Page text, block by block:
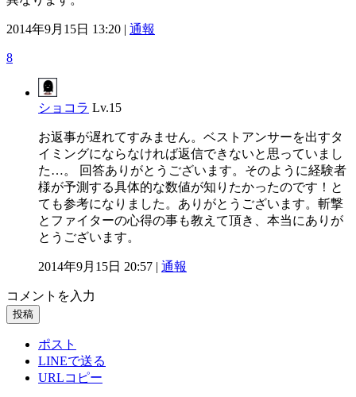
2014年9月15日 13:20 | 通報
8
ショコラ Lv.15
お返事が遅れてすみません。ベストアンサーを出すタ
イミングにならなければ返信できないと思っていまし
た…。 回答ありがとうございます。そのように経験者
様が予測する具体的な数値が知りたかったのです！と
ても参考になりました。ありがとうございます。斬撃
とファイターの心得の事も教えて頂き、本当にありが
とうございます。
2014年9月15日 20:57 | 通報
コメントを入力
投稿
ポスト
LINEで送る
URLコピー